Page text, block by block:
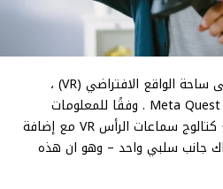
يبدو أن منافسًا جديدًا يعود إلى ساحة الواقع الافتراضي (VR) ،
ويهدف إلى التنافس مع Meta Quest Pro . وفقًا للمعلومات
الجديدة ، تستعد HTC لتوسيع كتالوج سماعات الرأس VR مع إضافة
جانب سلبي واحد – وهو ان هذه